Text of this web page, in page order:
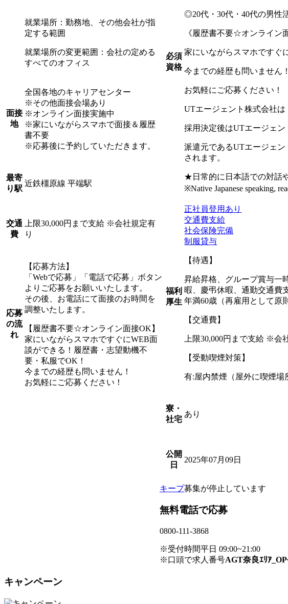
就業場所：勤務地、その他会社が指
定する範囲
就業場所の変更範囲：会社の定める
すべてのオフィス
面接
地
全国各地のキャリアセンター
※その他面接会場あり
※オンライン面接実施中
※家にいながらスマホで面接＆履歴
書不要
※応募後に予約していただきます。
最寄
り駅
近鉄橿原線 平端駅
交通
費
上限30,000円まで支給 ※会社規定有
り
応募
の流
れ
【応募方法】
「Webで応募」「電話で応募」ボタン
よりご応募をお願いいたします。
その後、お電話にて面接のお時間を
調整いたします。
【履歴書不要☆オンライン面接OK】
家にいながらスマホですぐにWEB面
談ができる！履歴書・志望動機不
要・私服でOK！
今までの経歴も問いません！
お気軽にご応募ください！
必須
資格
◎20代・30代・40代の男性
《履歴書不要☆オンライン
家にいながらスマホですぐ
今までの経歴も問いません！
お気軽にご応募ください！
UTエージェント株式会社は
採用決定後はUTエージェ
派遣元であるUTエージェ
されます。
★日常的に日本語での対話
※Native Japanese speaking,
福利
厚生
正社員登用あり
交通費支給
社会保険完備
制服貸与
【待遇】
昇給昇格、グループ賞与一
暇、慶弔休暇、通勤交通費
年満60歳（再雇用として原
【交通費】
上限30,000円まで支給 ※会
【受動喫煙対策】
有:屋内禁煙（屋外に喫煙場
寮・
社宅
あり
公開
日
2025年07月09日
キープ募集が停止しています
無料電話で応募
0800-111-3868
※受付時間平日 09:00~21:00
※口頭で求人番号AGT奈良ｴﾘｱ
キャンペーン